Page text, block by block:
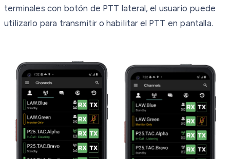
terminales con botón de PTT lateral, el usuario puede
utilizarlo para transmitir o habilitar el PTT en pantalla.